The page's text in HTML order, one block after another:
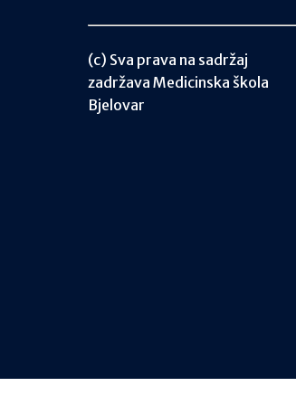
(c) Sva prava na sadržaj
zadržava Medicinska škola
Bjelovar